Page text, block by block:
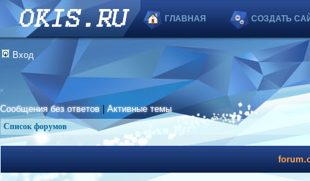
ГЛАВНАЯ СОЗДАТЬ
Вход
Сообщения без ответов |Активные темы
Список форумов